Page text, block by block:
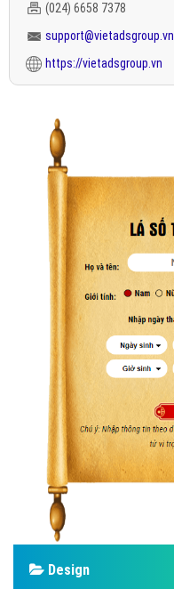
(024) 6658 7378
support@vietadsgroup.vn
https://vietadsgroup.vn
Design